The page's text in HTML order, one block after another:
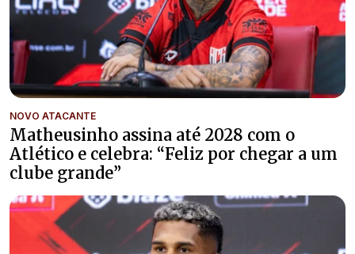
NOVO ATACANTE
Matheusinho assina até 2028 com o
Atlético e celebra: “Feliz por chegar a um
clube grande”